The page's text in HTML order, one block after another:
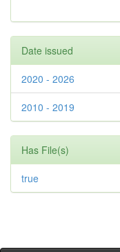
Date issued
2020 - 2026
2010 - 2019
Has File(s)
true